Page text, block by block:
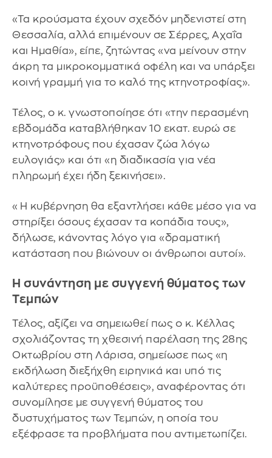
«Τα κρούσματα έχουν σχεδόν μηδενιστεί στη
Θεσσαλία, αλλά επιμένουν σε Σέρρες, Αχαΐα
και Ημαθία», είπε, ζητώντας «να μείνουν στην
άκρη τα μικροκομματικά οφέλη και να υπάρξει
κοινή γραμμή για το καλό της κτηνοτροφίας».
Τέλος, ο κ. γνωστοποίησε ότι «την περασμένη
εβδομάδα καταβλήθηκαν 10 εκατ. ευρώ σε
κτηνοτρόφους που έχασαν ζώα λόγω
ευλογιάς» και ότι «η διαδικασία για νέα
πληρωμή έχει ήδη ξεκινήσει».
«Η κυβέρνηση θα εξαντλήσει κάθε μέσο για να
στηρίξει όσους έχασαν τα κοπάδια τους»,
δήλωσε, κάνοντας λόγο για «δραματική
κατάσταση που βιώνουν οι άνθρωποι αυτοί».
Η συνάντηση με συγγενή θύματος των
Τεμπών
Τέλος, αξίζει να σημειωθεί πως ο κ. Κέλλας
σχολιάζοντας τη χθεσινή παρέλαση της 28ης
Οκτωβρίου στη Λάρισα, σημείωσε πως «η
εκδήλωση διεξήχθη ειρηνικά και υπό τις
καλύτερες προϋποθέσεις», αναφέροντας ότι
συνομίλησε με συγγενή θύματος του
δυστυχήματος των Τεμπών, η οποία του
εξέφρασε τα προβλήματα που αντιμετωπίζει.